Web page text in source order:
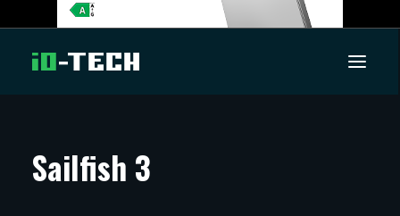
ARTIKKELIT
Sailfish 3